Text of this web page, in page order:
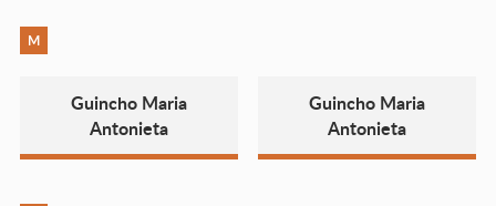
M
Guincho Maria
Antonieta
Guincho Maria
Antonieta